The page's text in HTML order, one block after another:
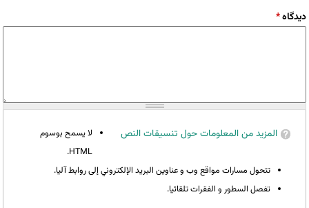
‏دیدگاه ‏*
المزيد من المعلومات حول تنسيقات النص
لا يسمح بوسوم
HTML.
تتحول مسارات مواقع وب و عناوين البريد الإلكتروني إلى روابط آليا.
تفصل السطور و الفقرات تلقائيا.